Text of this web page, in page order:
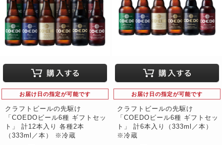
お届け日の指定が可能です
クラフトビールの先駆け
「COEDOビール6種 ギフトセッ
ト」 計12本入り 各種2本
（333ml／本） ※冷蔵
お届け日の指定が可能です
クラフトビールの先駆け
「COEDOビール6種 ギフトセッ
ト」 計6本入り（333ml／本）
※冷蔵